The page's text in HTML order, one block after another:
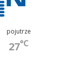
pojutrze
27°C